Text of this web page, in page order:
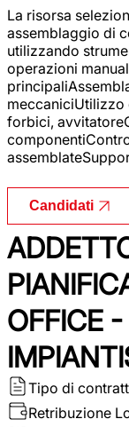
La risorsa
assemblaggio di
utilizzando
operazioni
meccaniciUtilizzo
forbici,
Candidati
OFFICE
Tipo di
Retribuzione